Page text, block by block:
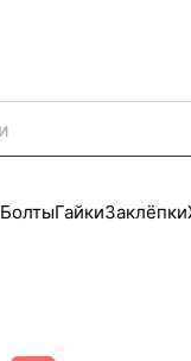
БолтыГайкиЗаклёпки